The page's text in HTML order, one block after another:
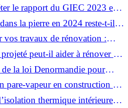
aides financières ?
le rapport du GIEC 2023 et
la pierre en 2024 reste-t-il
vos travaux de rénovation :
pratiques ?
peut-il aider à rénover et
?
la loi Denormandie pour
et défiscaliser ?
pare-vapeur en construction et
à éviter?
thermique intérieure